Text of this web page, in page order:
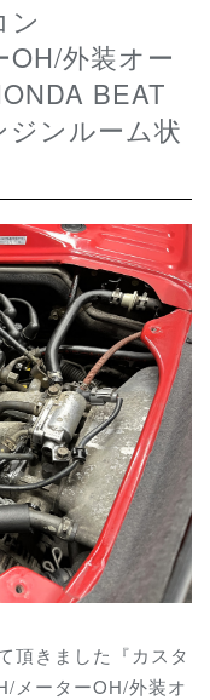
外装オー
BEAT
ンルーム状
頂きました『カスタ
メーターOH/外装オ